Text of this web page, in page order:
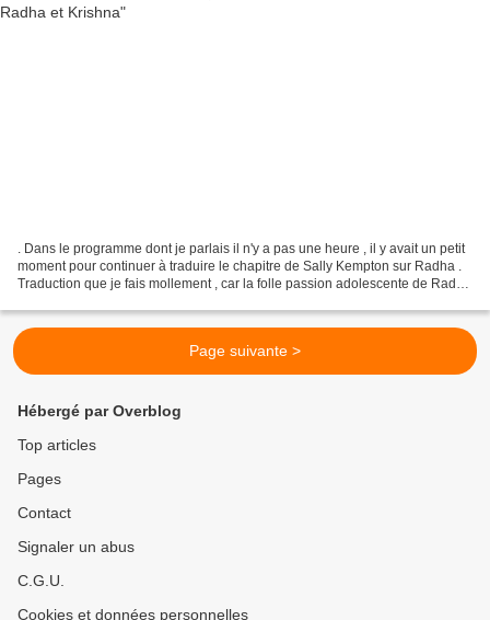
. Dans le programme dont je parlais il n'y a pas une heure , il y avait un petit
moment pour continuer à traduire le chapitre de Sally Kempton sur Radha .
Traduction que je fais mollement , car la folle passion adolescente de Radha
Page suivante >
Hébergé par Overblog
Top articles
Pages
Contact
Signaler un abus
C.G.U.
Cookies et données personnelles